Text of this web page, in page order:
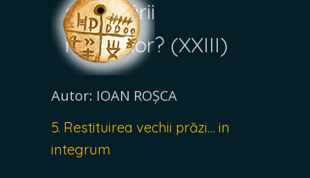
subjugării
românilor? (XXIII)
Autor: IOAN ROȘCA
5. Restituirea vechii prăzi… in
integrum